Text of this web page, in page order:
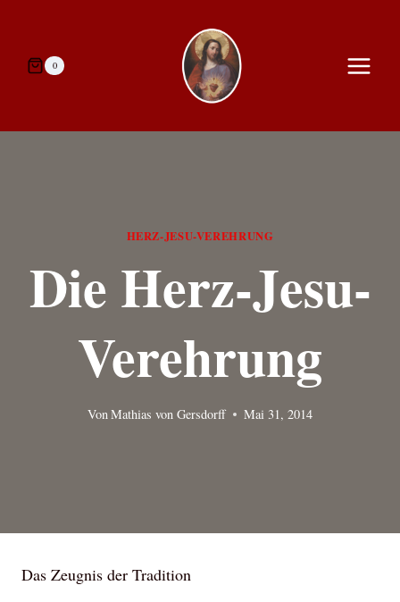
springen0
HERZ-JESU-VEREHRUNG
Die Herz-Jesu-
Verehrung
VonMathias von Gersdorff Mai 31, 2014
Das Zeugnis der Tradition